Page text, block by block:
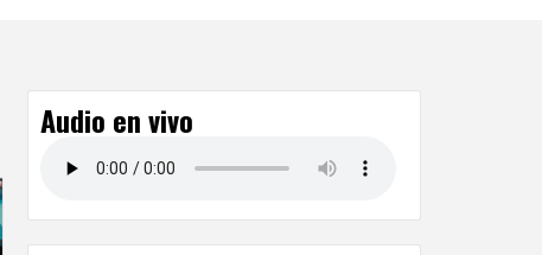
Audio en vivo